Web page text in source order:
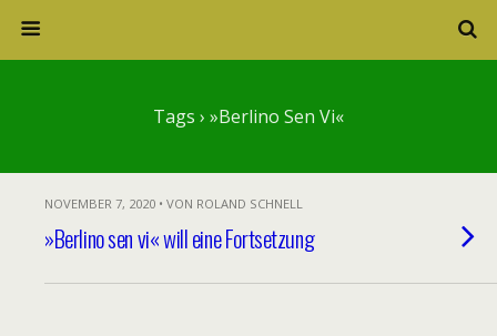
Tags › »Berlino Sen Vi«
NOVEMBER 7, 2020 • VON ROLAND SCHNELL
»Berlino sen vi« will eine Fortsetzung